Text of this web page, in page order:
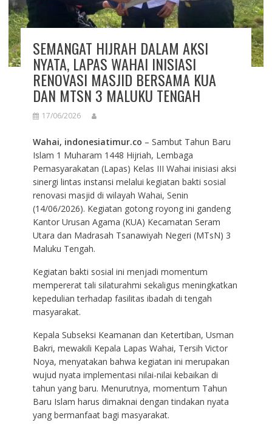
SEMANGAT HIJRAH DALAM AKSI
NYATA, LAPAS WAHAI INISIASI
RENOVASI MASJID BERSAMA KUA
DAN MTSN 3 MALUKU TENGAH
17/06/2026
Wahai, indonesiatimur.co – Sambut Tahun Baru
Islam 1 Muharam 1448 Hijriah, Lembaga
Pemasyarakatan (Lapas) Kelas III Wahai inisiasi aksi
sinergi lintas instansi melalui kegiatan bakti sosial
renovasi masjid di wilayah Wahai, Senin
(14/06/2026). Kegiatan gotong royong ini gandeng
Kantor Urusan Agama (KUA) Kecamatan Seram
Utara dan Madrasah Tsanawiyah Negeri (MTsN) 3
Maluku Tengah.
Kegiatan bakti sosial ini menjadi momentum
mempererat tali silaturahmi sekaligus meningkatkan
kepedulian terhadap fasilitas ibadah di tengah
masyarakat.
Kepala Subseksi Keamanan dan Ketertiban, Usman
Bakri, mewakili Kepala Lapas Wahai, Tersih Victor
Noya, menyatakan bahwa kegiatan ini merupakan
wujud nyata implementasi nilai-nilai kebaikan di
tahun yang baru. Menurutnya, momentum Tahun
Baru Islam harus dimaknai dengan tindakan nyata
yang bermanfaat bagi masyarakat.